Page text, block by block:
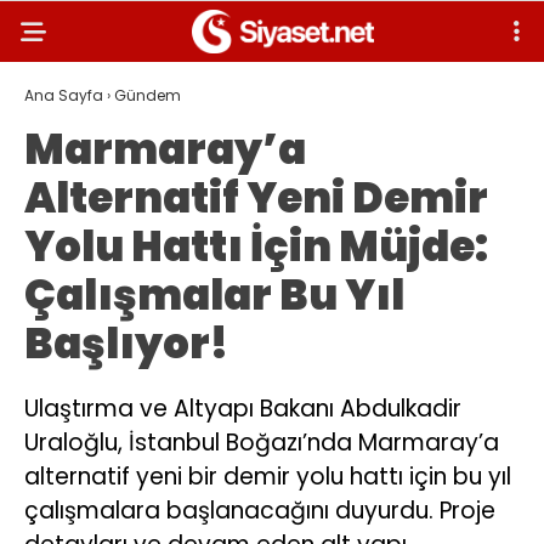
Ana Sayfa ›Gündem
Marmaray’a
Alternatif Yeni Demir
Yolu Hattı İçin Müjde:
Çalışmalar Bu Yıl
Başlıyor!
Ulaştırma ve Altyapı Bakanı Abdulkadir
Uraloğlu, İstanbul Boğazı’nda Marmaray’a
alternatif yeni bir demir yolu hattı için bu yıl
çalışmalara başlanacağını duyurdu. Proje